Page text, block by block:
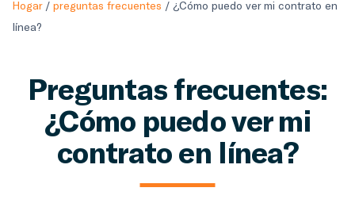
Hogar/ preguntas frecuentes / ¿Cómo puedo ver mi contrato en
línea?
Preguntas frecuentes:
¿Cómo puedo ver mi
contrato en línea?